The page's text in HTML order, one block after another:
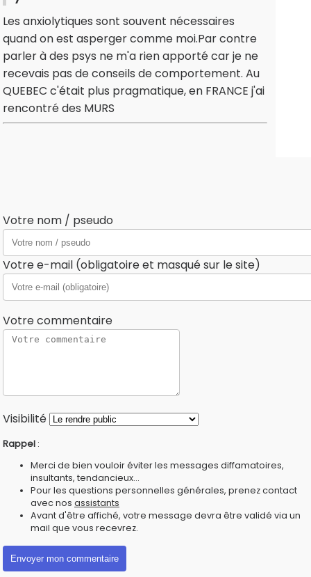
Les anxiolytiques sont souvent nécessaires
quand on est asperger comme moi.Par contre
parler à des psys ne m'a rien apporté car je ne
recevais pas de conseils de comportement. Au
QUEBEC c'était plus pragmatique, en FRANCE j'ai
rencontré des MURS
Votre nom / pseudo
Votre e-mail (obligatoire et masqué sur le site)
Votre commentaire
Visibilité
Rappel :
Merci de bien vouloir éviter les messages diffamatoires,
insultants, tendancieux...
Pour les questions personnelles générales, prenez contact
avec nos assistants
Avant d'être affiché, votre message devra être validé via un
mail que vous recevrez.